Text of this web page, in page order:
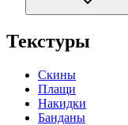
Текстуры
Скины
Плащи
Накидки
Банданы